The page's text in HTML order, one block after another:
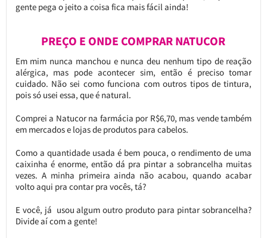
gente pega o jeito a coisa fica mais fácil ainda!
PREÇO E ONDE COMPRAR NATUCOR
Em mim nunca manchou e nunca deu nenhum tipo de reação
alérgica, mas pode acontecer sim, então é preciso tomar
cuidado. Não sei como funciona com outros tipos de tintura,
pois só usei essa, que é natural.
Comprei a Natucor na farmácia por R$6,70, mas vende também
em mercados e lojas de produtos para cabelos.
Como a quantidade usada é bem pouca, o rendimento de uma
caixinha é enorme, então dá pra pintar a sobrancelha muitas
vezes. A minha primeira ainda não acabou, quando acabar
volto aqui pra contar pra vocês, tá?
E você, já usou algum outro produto para pintar sobrancelha?
Divide aí com a gente!